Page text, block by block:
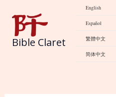
content
Bible Claret
English
Español
繁體中文
简体中文